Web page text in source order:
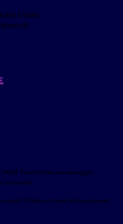
Utente
mail Verrà inviato un messaggio
necessarie.
utente? Effettua il reset della password